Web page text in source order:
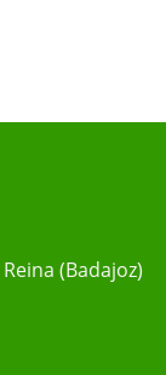
(Badajoz)